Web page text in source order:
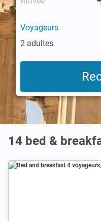
Voyageurs
2 adultes
14 bed &